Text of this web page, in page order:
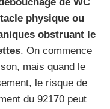
physique ou
obstruant le
. On commence
mais quand le
le risque de
du 92170 peut